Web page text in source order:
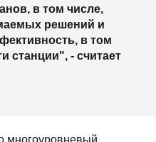
в том числе,
решений и
в том
станции", - считает
многоуровневый